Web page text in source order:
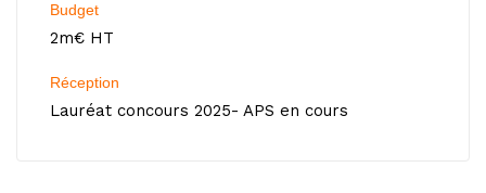
Budget
2m€ HT
Réception
Lauréat concours 2025- APS en cours